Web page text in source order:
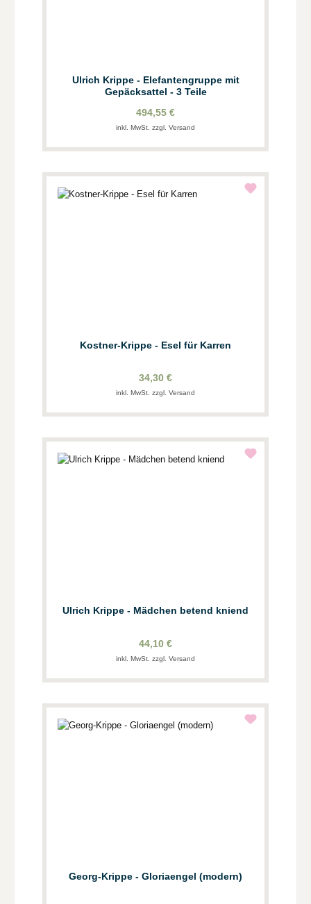
Ulrich Krippe - Elefantengruppe mit
Gepäcksattel - 3 Teile
494,55 €
inkl. MwSt. zzgl. Versand
Kostner-Krippe - Esel für Karren
34,30 €
inkl. MwSt. zzgl. Versand
Ulrich Krippe - Mädchen betend kniend
44,10 €
inkl. MwSt. zzgl. Versand
Georg-Krippe - Gloriaengel (modern)